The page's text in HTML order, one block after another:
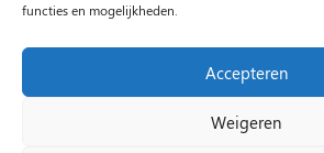
functies en mogelijkheden.
Accepteren
Weigeren
‘Live Event Painter’, schilderend
Liefde.
2024 Rob Jacobs LIVE EVENT